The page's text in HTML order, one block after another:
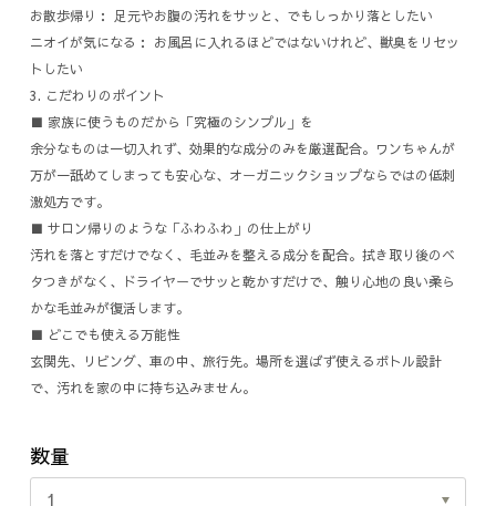
​お散歩帰り： 足元やお腹の汚れをサッと、でもしっかり落としたい
​ニオイが気になる： お風呂に入れるほどではないけれど、獣臭をリセッ
トしたい
​3. こだわりのポイント
​■ 家族に使うものだから「究極のシンプル」を
余分なものは一切入れず、効果的な成分のみを厳選配合。ワンちゃんが
万が一舐めてしまっても安心な、オーガニックショップならではの低刺
激処方です。
​■ サロン帰りのような「ふわふわ」の仕上がり
汚れを落とすだけでなく、毛並みを整える成分を配合。拭き取り後のベ
タつきがなく、ドライヤーでサッと乾かすだけで、触り心地の良い柔ら
かな毛並みが復活します。
​■ どこでも使える万能性
玄関先、リビング、車の中、旅行先。場所を選ばず使えるボトル設計
で、汚れを家の中に持ち込みません。
数量